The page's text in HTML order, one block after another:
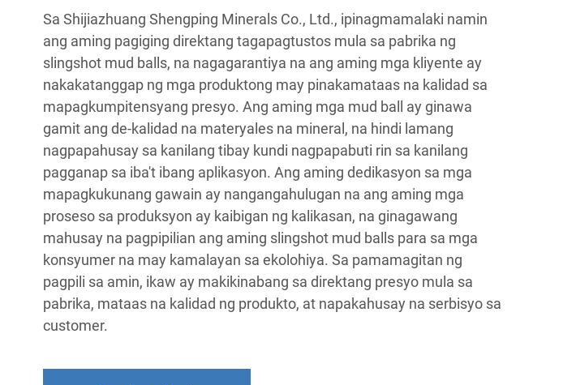
Sa Shijiazhuang Shengping Minerals Co., Ltd., ipinagmamalaki namin
ang aming pagiging direktang tagapagtustos mula sa pabrika ng
slingshot mud balls, na nagagarantiya na ang aming mga kliyente ay
nakakatanggap ng mga produktong may pinakamataas na kalidad sa
mapagkumpitensyang presyo. Ang aming mga mud ball ay ginawa
gamit ang de-kalidad na materyales na mineral, na hindi lamang
nagpapahusay sa kanilang tibay kundi nagpapabuti rin sa kanilang
pagganap sa iba't ibang aplikasyon. Ang aming dedikasyon sa mga
mapagkukunang gawain ay nangangahulugan na ang aming mga
proseso sa produksyon ay kaibigan ng kalikasan, na ginagawang
mahusay na pagpipilian ang aming slingshot mud balls para sa mga
konsyumer na may kamalayan sa ekolohiya. Sa pamamagitan ng
pagpili sa amin, ikaw ay makikinabang sa direktang presyo mula sa
pabrika, mataas na kalidad ng produkto, at napakahusay na serbisyo sa
customer.